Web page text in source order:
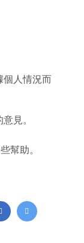
人情況而
見。
幫助。